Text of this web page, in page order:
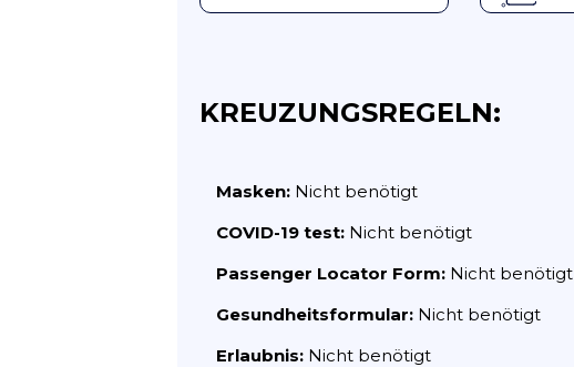
KREUZUNGSREGELN:
Masken: Nicht benötigt
COVID-19 test: Nicht benötigt
Passenger Locator Form: Nicht benötigt
Gesundheitsformular: Nicht benötigt
Erlaubnis: Nicht benötigt